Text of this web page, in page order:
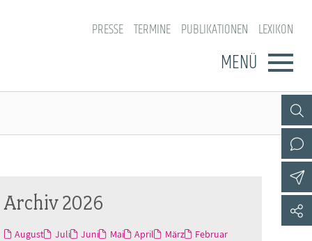
PRESSE TERMINE PUBLIKATIONEN LEXIKON
MENÜ
Archiv 2026
August Juli Juni Mai April März
Februar